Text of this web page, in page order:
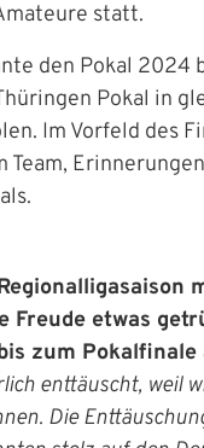
statt.
den Pokal 2024
Pokal in
Im Vorfeld des
Freude etwas
zum Pokalfinale
enttäuscht, weil
Die